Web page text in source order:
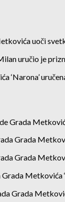
uoči
uručio je
‘Narona’
Grada
Grada
Grada
Metkovića
Grada